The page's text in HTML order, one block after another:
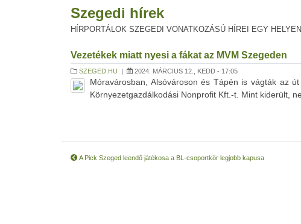
Szegedi hírek
HÍRPORTÁLOK SZEGEDI VONATKOZÁSÚ HÍREI EGY HELYEN
Vezetékek miatt nyesi a fákat az MVM Szegeden
SZEGED.HU | 2024. MÁRCIUS 12., KEDD - 17:05
Móravárosban, Alsóvároson és Tápén is vágták az
Környezetgazdálkodási Nonprofit Kft.-t. Mint kiderült,
A Pick Szeged leendő játékosa a BL-csoportkör legjobb kapusa